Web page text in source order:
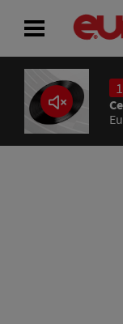
ACASĂ
ȘTIRI